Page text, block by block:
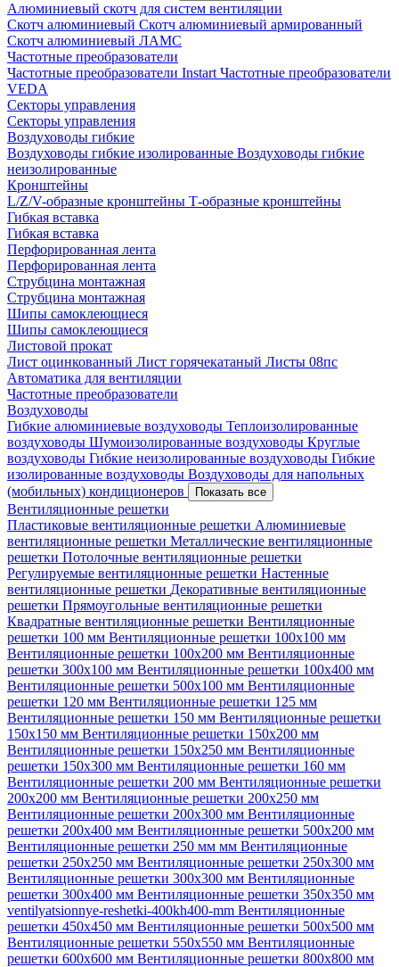
Алюминиевый скотч для систем вентиляции
Скотч алюминиевый Скотч алюминиевый армированный
Скотч алюминиевый ЛАМС
Частотные преобразователи
Частотные преобразователи Instart Частотные преобразователи
VEDA
Секторы управления
Секторы управления
Воздуховоды гибкие
Воздуховоды гибкие изолированные Воздуховоды гибкие
неизолированные
Кронштейны
L/Z/V-образные кронштейны Т-образные кронштейны
Гибкая вставка
Гибкая вставка
Перфорированная лента
Перфорированная лента
Струбцина монтажная
Струбцина монтажная
Шипы самоклеющиеся
Шипы самоклеющиеся
Листовой прокат
Лист оцинкованный Лист горячекатаный Листы 08пс
Автоматика для вентиляции
Частотные преобразователи
Воздуховоды
Гибкие алюминиевые воздуховоды Теплоизолированные
воздуховоды Шумоизолированные воздуховоды Круглые
воздуховоды Гибкие неизолированные воздуховоды Гибкие
изолированные воздуховоды Воздуховоды для напольных
(мобильных) кондиционеров
Показать все
Вентиляционные решетки
Пластиковые вентиляционные решетки Алюминиевые
вентиляционные решетки Металлические вентиляционные
решетки Потолочные вентиляционные решетки
Регулируемые вентиляционные решетки Настенные
вентиляционные решетки Декоративные вентиляционные
решетки Прямоугольные вентиляционные решетки
Квадратные вентиляционные решетки Вентиляционные
решетки 100 мм Вентиляционные решетки 100х100 мм
Вентиляционные решетки 100х200 мм Вентиляционные
решетки 300х100 мм Вентиляционные решетки 100х400 мм
Вентиляционные решетки 500х100 мм Вентиляционные
решетки 120 мм Вентиляционные решетки 125 мм
Вентиляционные решетки 150 мм Вентиляционные решетки
150х150 мм Вентиляционные решетки 150х200 мм
Вентиляционные решетки 150х250 мм Вентиляционные
решетки 150х300 мм Вентиляционные решетки 160 мм
Вентиляционные решетки 200 мм Вентиляционные решетки
200х200 мм Вентиляционные решетки 200х250 мм
Вентиляционные решетки 200х300 мм Вентиляционные
решетки 200х400 мм Вентиляционные решетки 500х200 мм
Вентиляционные решетки 250 мм мм Вентиляционные
решетки 250х250 мм Вентиляционные решетки 250х300 мм
Вентиляционные решетки 300х300 мм Вентиляционные
решетки 300х400 мм Вентиляционные решетки 350х350 мм
ventilyatsionnye-reshetki-400kh400-mm Вентиляционные
решетки 450х450 мм Вентиляционные решетки 500х500 мм
Вентиляционные решетки 550х550 мм Вентиляционные
решетки 600х600 мм Вентиляционные решетки 800х800 мм